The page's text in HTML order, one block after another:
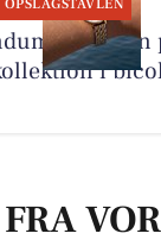
OPSLAGSTAVLEN
i